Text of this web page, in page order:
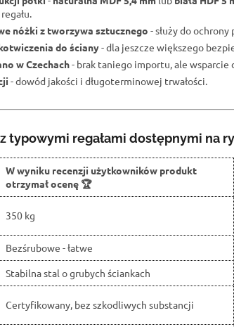
nóżki z tworzywa sztucznego - służy do
do ściany- dla jeszcze większego
w Czechach- brak taniego importu, ale wsparcie
- dowód jakości i długoterminowej trwałości.
typowymi regałami dostępnymi na
W wyniku recenzji użytkowników produkt
otrzymał ocenę 🏆
350 kg
Bezśrubowe - łatwe
Stabilna stal o grubych ściankach
Certyfikowany, bez szkodliwych substancji